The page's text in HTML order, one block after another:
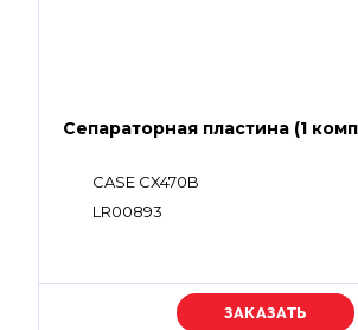
Сепараторная пластина (1
CASE CX470B
LR00893
Уточняйте цену